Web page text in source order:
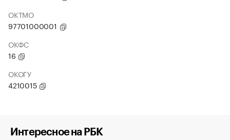
ОКТМО
97701000001
ОКФС
16
ОКОГУ
4210015
Интересное на РБК